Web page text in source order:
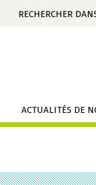
Mots-
ACTUALITÉS DE